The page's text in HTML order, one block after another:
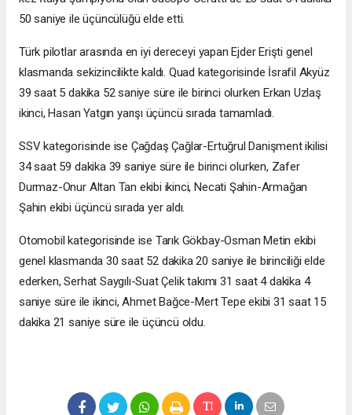
50 saniye ile üçüncülüğü elde etti.
Türk pilotlar arasında en iyi dereceyi yapan Ejder Erişti genel
klasmanda sekizincilikte kaldı. Quad kategorisinde İsrafil Akyüz
39 saat 5 dakika 52 saniye süre ile birinci olurken Erkan Uzlaş
ikinci, Hasan Yatgın yarışı üçüncü sırada tamamladı.
SSV kategorisinde ise Çağdaş Çağlar-Ertuğrul Danişment ikilisi
34 saat 59 dakika 39 saniye süre ile birinci olurken, Zafer
Durmaz-Onur Altan Tan ekibi ikinci, Necati Şahin-Armağan
Şahin ekibi üçüncü sırada yer aldı.
Otomobil kategorisinde ise Tarık Gökbay-Osman Metin ekibi
genel klasmanda 30 saat 52 dakika 20 saniye ile birinciliği elde
ederken, Serhat Saygılı-Suat Çelik takımı 31 saat 4 dakika 4
saniye süre ile ikinci, Ahmet Bağce-Mert Tepe ekibi 31 saat 15
dakika 21 saniye süre ile üçüncü oldu.